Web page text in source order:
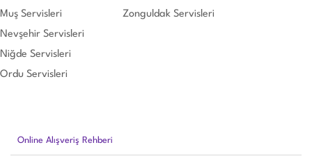
Online Alışveriş Rehberi
Muş Servisleri
Nevşehir Servisleri
Niğde Servisleri
Ordu Servisleri
Zonguldak Servisleri